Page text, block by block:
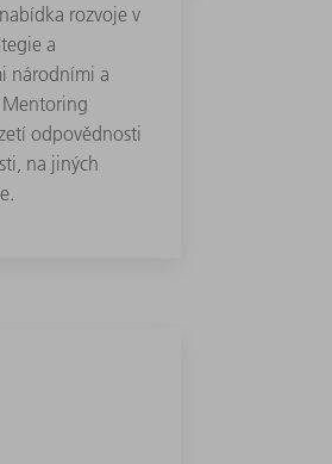
rozvoje v
a
národními a
Mentoring
odpovědnosti
na jiných